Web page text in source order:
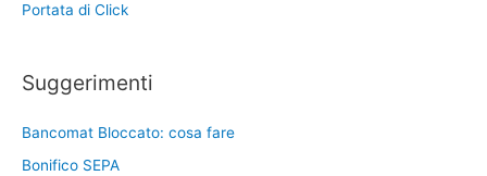
Portata di Click
Suggerimenti
Bancomat Bloccato: cosa fare
Bonifico SEPA